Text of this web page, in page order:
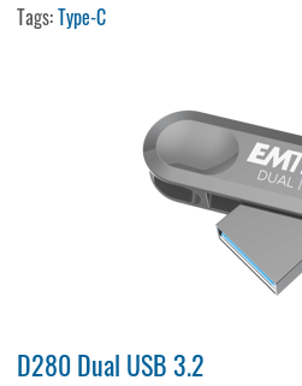
Tags:Type-C
D280 Dual USB 3.2